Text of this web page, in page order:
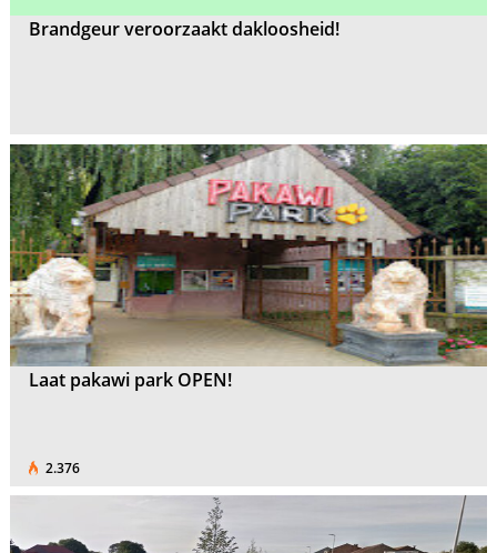
Brandgeur veroorzaakt dakloosheid!
Laat pakawi park OPEN!
2.376